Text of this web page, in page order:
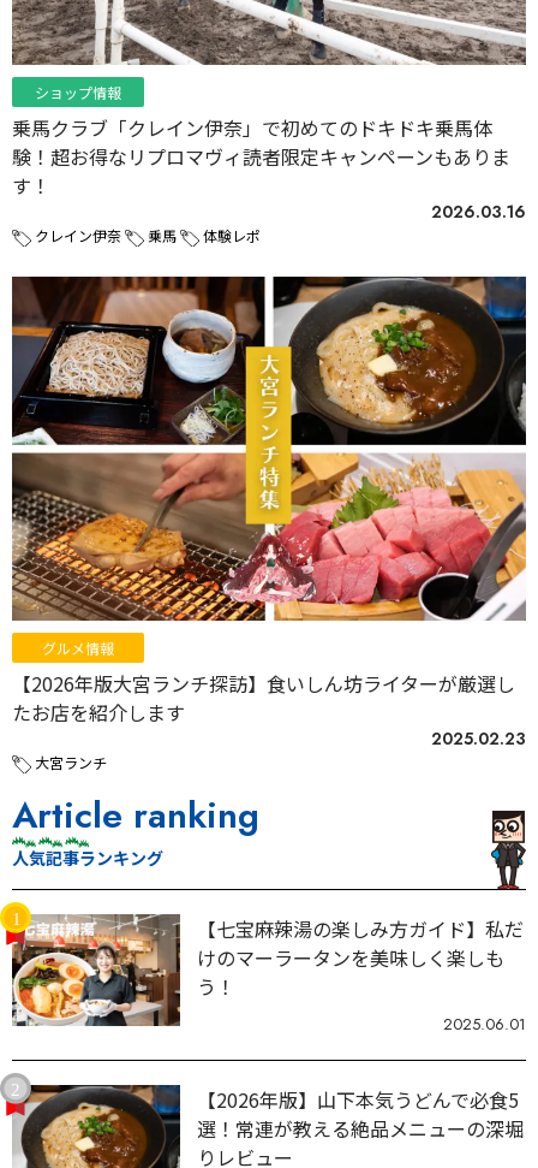
ショップ情報
乗馬クラブ「クレイン伊奈」で初めてのドキドキ乗馬体
験！超お得なリプロマヴィ読者限定キャンペーンもありま
す！
2026.03.16
クレイン伊奈 乗馬 体験レポ
グルメ情報
【2026年版大宮ランチ探訪】食いしん坊ライターが厳選し
たお店を紹介します
2025.02.23
大宮ランチ
Article ranking
人気記事ランキング
【七宝麻辣湯の楽しみ方ガイド】私だ
けのマーラータンを美味しく楽しも
う！
2025.06.01
【2026年版】山下本気うどんで必食5
選！常連が教える絶品メニューの深堀
りレビュー